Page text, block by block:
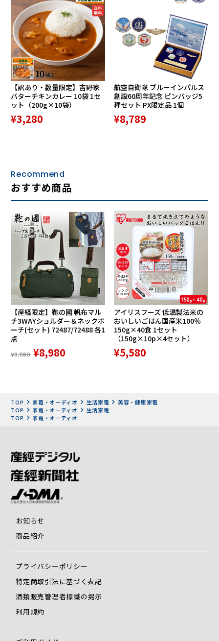
もみ・・・骨盤まわりの筋肉を包み込み、もみほぐすように
マッサージします。
ッサージします。
組み合わせパターンは53通り※疲れやお好みに
合ったマッサージを楽しめます
合わせパターンは53通り。その日の疲れや、お好みにあった
マッサージを楽しめます。
※首肩メカ2通り＋背腰メカ5通り＋エアー2通り＋首肩メ
合20通り＝53通り
目的に合わせて選べる3つの「自動コース」
「リフレッシュ」「骨盤」「ストレッチ」の3つの自動コー
スの中からお好みのコースをお選びいただけます。
リフレッシュ・・・肩〜腰までくまなくもみほぐすコース
骨盤・・・骨盤まわりを集中的にもみほぐすコース
お手入れも簡単！いつでも快適にマッサージを
楽しめる
【訳あり・数量限定】吉野家
バターチキンカレー 10袋 1セ
ット（200g×10袋）
¥3,280
航空自衛隊 ブルーインパルス
創設60周年記念 ピンバッジ5
種セット PX限定品 1個
¥8,789
Recommend
おすすめ商品
【産経限定】鞄の國 帆布マル
チ3WAYショルダー＆ネックポ
ーチ(セット) 72487/72488 各1
点
¥9,980 ¥8,980
アイリスフーズ 低温製法米の
おいしいごはん国産米100％
150g×40食 1セット
（150g×10p×4セット）
¥5,580
TOP 家電・オーディオ 生活家電
美容・健康家電
TOP
家電・オーディオ
生活家電
TOP
家電・オーディオ
お知らせ
商品紹介
プライバシーポリシー
特定商取引法に基づく表記
酒類販売管理者標識の掲示
利用規約